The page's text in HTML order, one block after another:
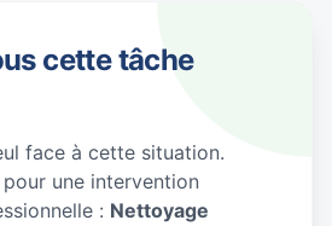
cette tâche
face à cette situation.
une intervention
: Nettoyage